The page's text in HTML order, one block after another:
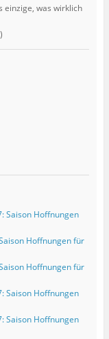
einzige, was wirklich
Saison Hoffnungen
Hoffnungen für
Hoffnungen für
Saison Hoffnungen
Saison Hoffnungen